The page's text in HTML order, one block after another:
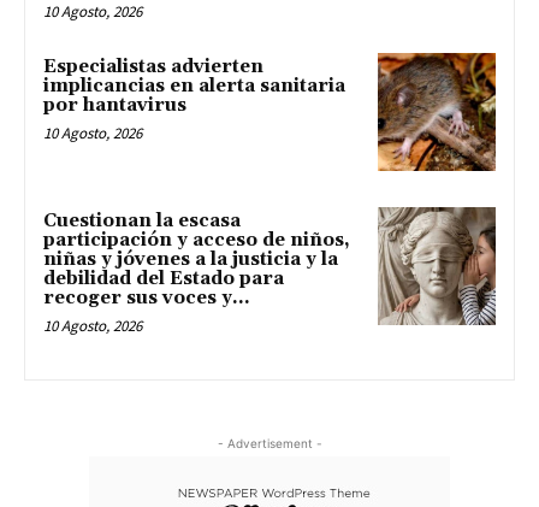
10 Agosto, 2026
Especialistas advierten
implicancias en alerta sanitaria
por hantavirus
10 Agosto, 2026
Cuestionan la escasa
participación y acceso de niños,
niñas y jóvenes a la justicia y la
debilidad del Estado para
recoger sus voces y...
10 Agosto, 2026
- Advertisement -